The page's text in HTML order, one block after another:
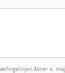
åbner 4.